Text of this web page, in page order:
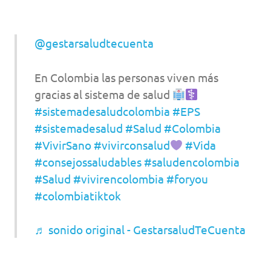
@gestarsaludtecuenta
En Colombia las personas viven más
gracias al sistema de salud
#sistemadesaludcolombia #EPS
#sistemadesalud #Salud #Colombia
#VivirSano #vivirconsalud
#Vida
#consejossaludables #saludencolombia
#Salud #vivirencolombia #foryou
#colombiatiktok
♬ sonido original - GestarsaludTeCuenta